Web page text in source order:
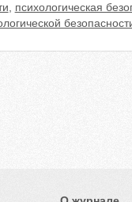
психологическая